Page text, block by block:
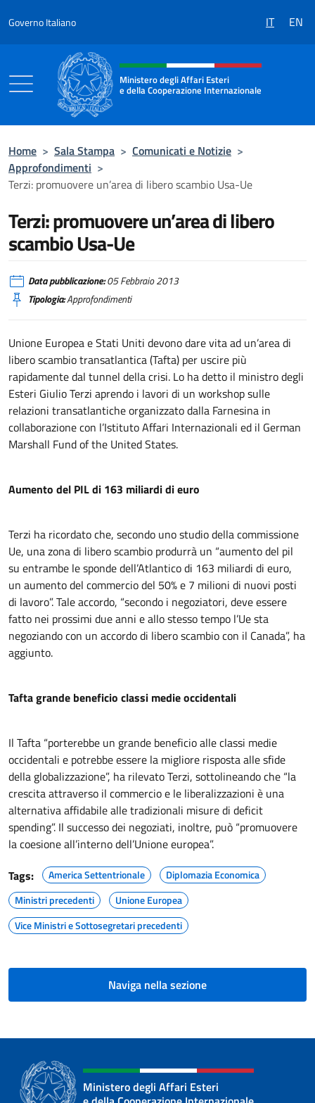
Governo Italiano IT EN
Intestazione sito, social e menù
Ministero degli Affari Esteri
e della Cooperazione Internazionale
Home > Sala Stampa > Comunicati e Notizie >
Approfondimenti >
Terzi: promuovere un’area di libero scambio Usa-Ue
Terzi: promuovere un’area di libero
scambio Usa-Ue
Data pubblicazione:05 Febbraio 2013
Tipologia:Approfondimenti
Unione Europea e Stati Uniti devono dare vita ad un’area di
libero scambio transatlantica (Tafta) per uscire più
rapidamente dal tunnel della crisi. Lo ha detto il ministro degli
Esteri Giulio Terzi aprendo i lavori di un workshop sulle
relazioni transatlantiche organizzato dalla Farnesina in
collaborazione con l’Istituto Affari Internazionali ed il German
Marshall Fund of the United States.
Aumento del PIL di 163 miliardi di euro
Terzi ha ricordato che, secondo uno studio della commissione
Ue, una zona di libero scambio produrrà un “aumento del pil
su entrambe le sponde dell’Atlantico di 163 miliardi di euro,
un aumento del commercio del 50% e 7 milioni di nuovi posti
di lavoro”. Tale accordo, “secondo i negoziatori, deve essere
fatto nei prossimi due anni e allo stesso tempo l’Ue sta
negoziando con un accordo di libero scambio con il Canada”, ha
aggiunto.
Tafta grande beneficio classi medie occidentali
Il Tafta “porterebbe un grande beneficio alle classi medie
occidentali e potrebbe essere la migliore risposta alle sfide
della globalizzazione”, ha rilevato Terzi, sottolineando che “la
crescita attraverso il commercio e le liberalizzazioni è una
alternativa affidabile alle tradizionali misure di deficit
spending”. Il successo dei negoziati, inoltre, può “promuovere
la coesione all’interno dell’Unione europea”.
Tags:
America Settentrionale
Diplomazia Economica
Ministri precedenti
Unione Europea
Vice Ministri e Sottosegretari precedenti
Naviga nella sezione
Ministero degli Affari Esteri